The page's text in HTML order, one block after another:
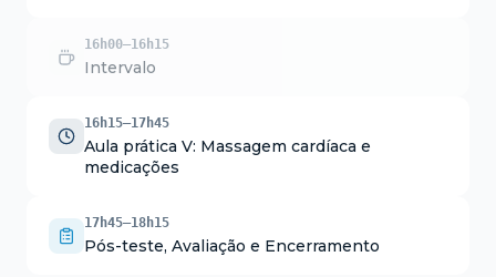
16h00–16h15
Intervalo
16h15–17h45
Aula prática V: Massagem cardíaca e
medicações
17h45–18h15
Pós-teste, Avaliação e Encerramento